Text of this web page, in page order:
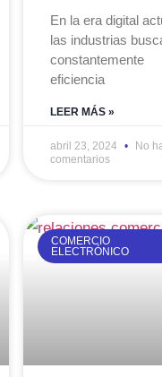
En la era digital
las industrias
constantemente
eficiencia
LEER MÁS »
abril 23, 2024
No
comentarios
COMERCIO
ELECTRÓNICO